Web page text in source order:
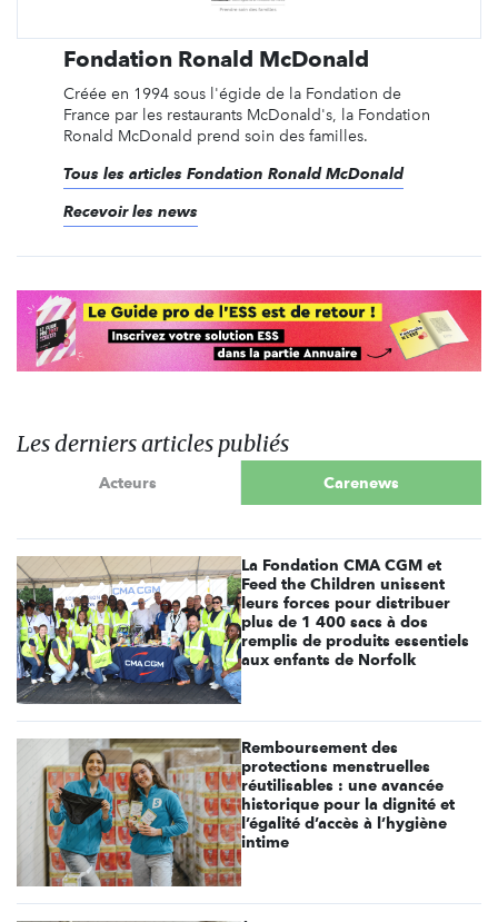
Fondation Ronald McDonald
Créée en 1994 sous l'égide de la Fondation de
France par les restaurants McDonald's, la Fondation
Ronald McDonald prend soin des familles.
Tous les articles Fondation Ronald McDonald
Recevoir les news
Les derniers articles publiés
Acteurs Carenews
La Fondation CMA CGM et
Feed the Children unissent
leurs forces pour distribuer
plus de 1 400 sacs à dos
remplis de produits essentiels
aux enfants de Norfolk
Remboursement des
protections menstruelles
réutilisables : une avancée
historique pour la dignité et
l’égalité d’accès à l’hygiène
intime